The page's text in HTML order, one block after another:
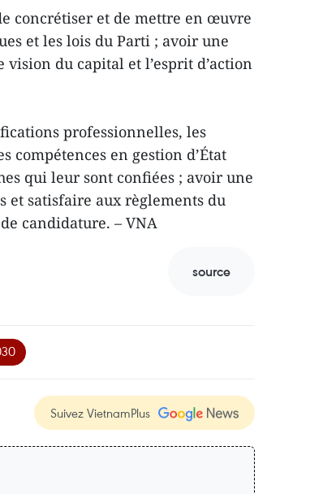
concrétiser et de mettre en œuvre
et les lois du Parti ; avoir une
du capital et l’esprit d’action
professionnelles, les
compétences en gestion d’État
qui leur sont confiées ; avoir une
et satisfaire aux règlements du
candidature. – VNA
source
Suivez VietnamPlus